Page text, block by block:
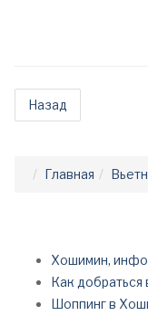
Назад
Главная
Хошимин,
Как
Шоппинг в